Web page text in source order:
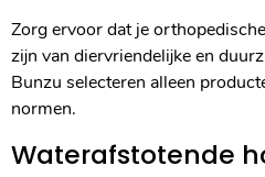
Zorg ervoor dat je
zijn van diervriendelijke en
Bunzu selecteren alleen
normen.
Waterafstotende